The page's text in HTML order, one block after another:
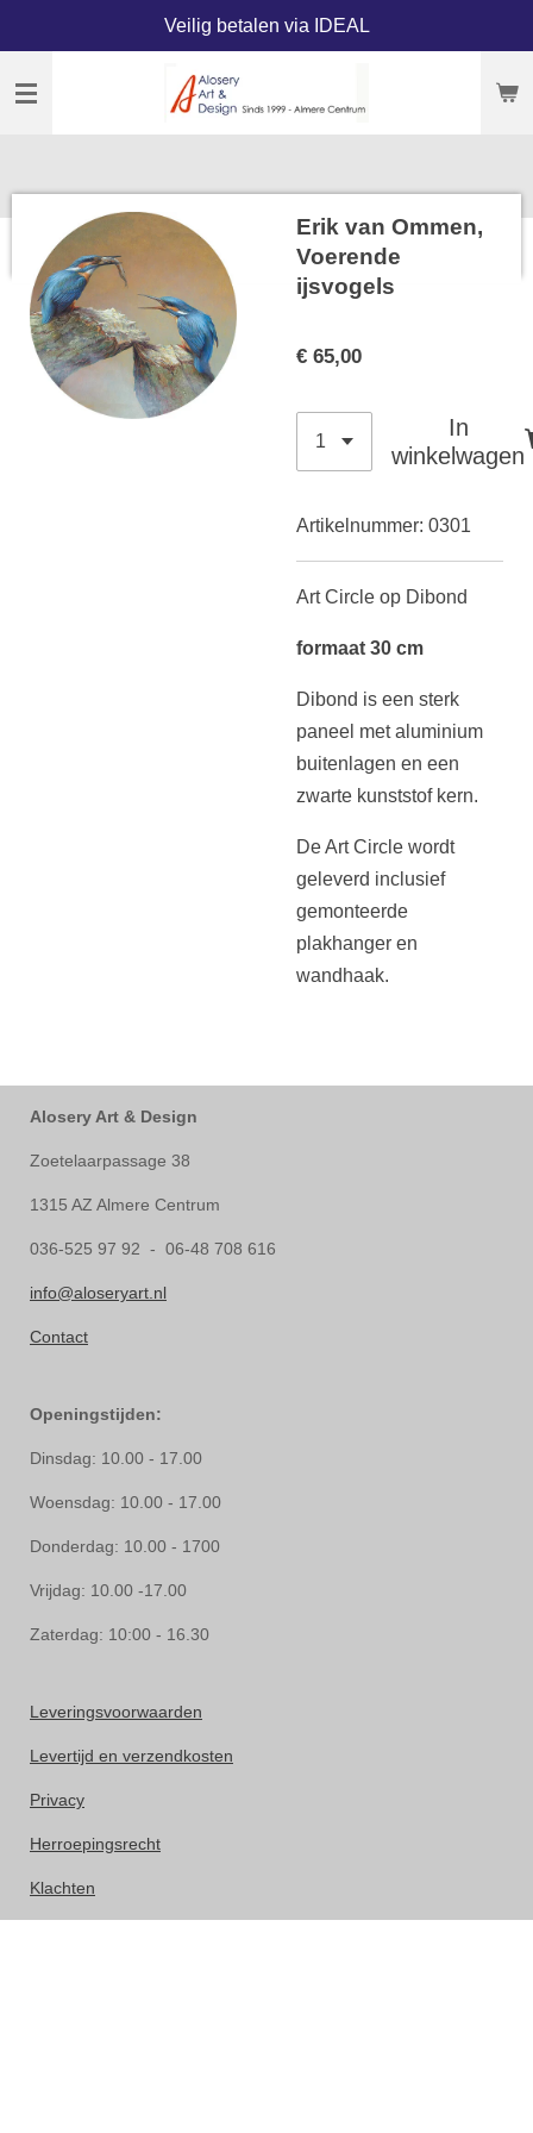
naar
Veilig betalen via IDEAL
Erik van Ommen,
Voerende
ijsvogels
€ 65,00
In
winkelwagen
Artikelnummer: 0301
Art Circle op Dibond
formaat 30 cm
Dibond is een sterk
paneel met aluminium
buitenlagen en een
zwarte kunststof kern.
De Art Circle wordt
geleverd inclusief
gemonteerde
plakhanger en
wandhaak.
Alosery Art & Design
Zoetelaarpassage 38
1315 AZ Almere Centrum
036-525 97 92 - 06-48 708 616
info@aloseryart.nl
Contact
Openingstijden:
Dinsdag: 10.00 - 17.00
Woensdag: 10.00 - 17.00
Donderdag: 10.00 - 1700
Vrijdag: 10.00 -17.00
Zaterdag: 10:00 - 16.30
Leveringsvoorwaarden
Levertijd en verzendkosten
Privacy
Herroepingsrecht
Klachten